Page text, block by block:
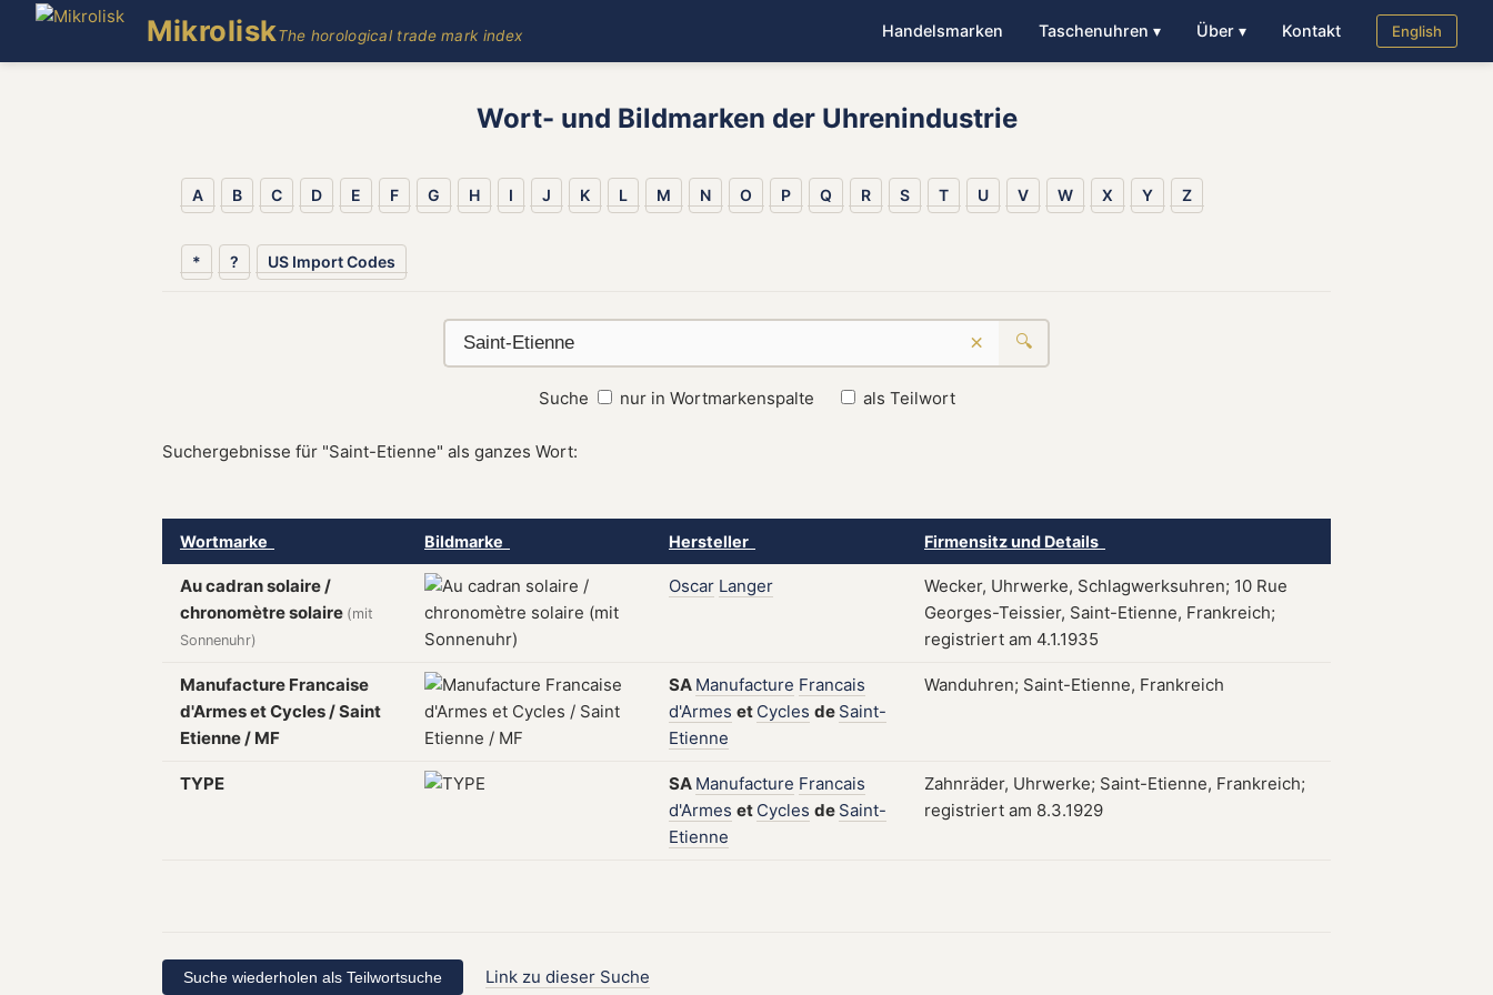
MikroliskThe horological trade mark index Handelsmarken Taschenuhren ▾ Über ▾ Kontakt English
Wort- und Bildmarken der Uhrenindustrie
A B C D E F G H I J K L M N O P Q R S T U V W X Y Z
* ? US Import Codes
× 🔍
Suche nur in Wortmarkenspalte als Teilwort
Suchergebnisse für "Saint-Etienne" als ganzes Wort:
Wortmarke Bildmarke Hersteller Firmensitz und Details
Au cadran solaire /
chronomètre solaire (mit
Sonnenuhr)
Oscar Langer
Wecker, Uhrwerke, Schlagwerksuhren; 10 Rue
Georges-Teissier, Saint-Etienne, Frankreich;
registriert am 4.1.1935
Manufacture Francaise
d'Armes et Cycles / Saint
Etienne / MF
SA Manufacture Francais
d'Armes et Cycles de Saint-
Etienne
Wanduhren; Saint-Etienne, Frankreich
TYPE SA Manufacture Francais
d'Armes et Cycles de Saint-
Etienne
Zahnräder, Uhrwerke; Saint-Etienne, Frankreich;
registriert am 8.3.1929
Link zu dieser Suche